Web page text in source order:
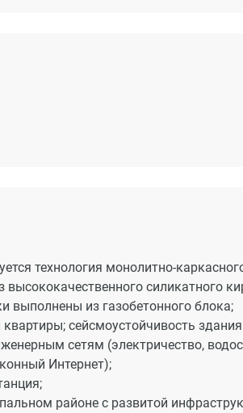
технология монолитно-
силикатного
выполнены из газобетонного блока;
сейсмоустойчивость
сетям (электричество,
Интернет);
районе с развитой